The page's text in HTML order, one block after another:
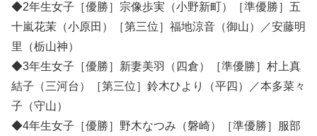
◆2年生女子［優勝］宗像歩実（小野新町）［準優勝］五
十嵐花茉（小原田）［第三位］福地涼音（御山）／安藤明
里（栃山神）
◆3年生女子［優勝］新妻美羽（四倉）［準優勝］村上真
結子（三河台）［第三位］鈴木ひより（平四）／本多菜々
子（守山）
◆4年生女子［優勝］野木なつみ（磐崎）［準優勝］服部